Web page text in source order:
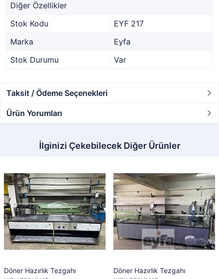
Diğer Özellikler
Stok Kodu
EYF 217
Marka
Eyfa
Stok Durumu
Var
Taksit / Ödeme Seçenekleri
Ürün Yorumları
İlginizi Çekebilecek Diğer Ürünler
Döner Hazırlık Tezgahı Döner Hazırlık Tezgahı